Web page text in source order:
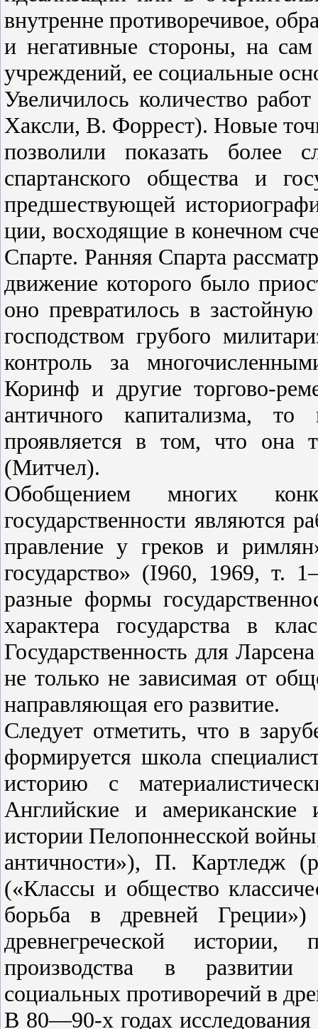
внутренне противоречивое,
и негативные стороны, на
учреждений, ее социальные
Увеличилось количество
Хаксли, В. Форрест). Новые
позволили показать более
спартанского общества и
предшествующей
ции, восходящие в конечном
Спарте. Ранняя Спарта
движение которого было
оно превратилось в
господством грубого
контроль за
Коринф и другие торгово-
античного капитализма, то
проявляется в том, что она
(Митчел).
Обобщением многих
государственности являются
правление у греков и
государство» (I960, 1969, т.
разные формы
характера государства в
Государственность для
не только не зависимая от
направляющая его развитие.
Следует отметить, что в
формируется школа
историю с
Английские и
истории Пелопоннесской
античности»), П. Картледж
(«Классы и общество
борьба в древней
древнегреческой
производства в развитии
социальных противоречий в
В 80—90-х годах